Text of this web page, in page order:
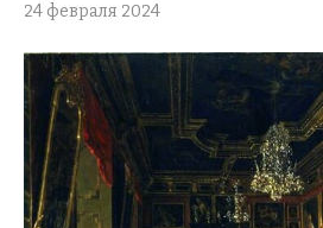
24 февраля 2024